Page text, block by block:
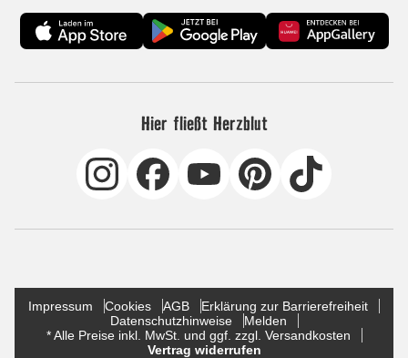
Hier fließt Herzblut
Impressum Cookies AGB
Erklärung zur Barrierefreiheit
Datenschutzhinweise
Melden
* Alle Preise inkl. MwSt. und ggf. zzgl. Versandkosten
Vertrag widerrufen